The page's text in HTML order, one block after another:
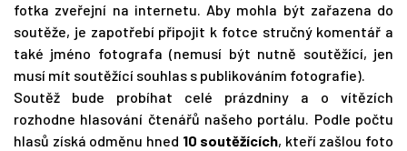
fotka zveřejní na internetu. Aby mohla být zařazena do
soutěže, je zapotřebí připojit k fotce stručný komentář a
také jméno fotografa (nemusí být nutně soutěžící, jen
musí mít soutěžící souhlas s publikováním fotografie).
Soutěž bude probíhat celé prázdniny a o vítězích
rozhodne hlasování čtenářů našeho portálu. Podle počtu
hlasů získá odměnu hned 10 soutěžících, kteří zašlou foto